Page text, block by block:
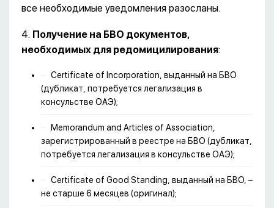
все необходимые уведомления разосланы.
4. Получение на БВО документов,
необходимых для редомицилирования:
Certificate of Incorporation, выданный на БВО
(дубликат, потребуется легализация в
консульстве ОАЭ);
Memorandum and Articles of Association,
зарегистрированный в реестре на БВО (дубликат,
потребуется легализация в консульстве ОАЭ);
Certificate of Good Standing, выданный на БВО, –
не старше 6 месяцев (оригинал);